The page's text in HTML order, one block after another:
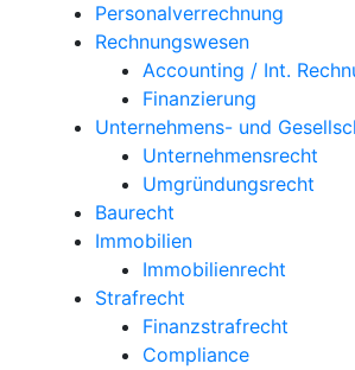
Personalverrechnung
Rechnungswesen
Accounting / Int.
Finanzierung
Unternehmens- und
Unternehmensrecht
Umgründungsrecht
Baurecht
Immobilien
Immobilienrecht
Strafrecht
Finanzstrafrecht
Compliance